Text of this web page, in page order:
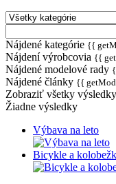
Nájdené kategórie {{
Nájdení výrobcovia {{
Nájdené modelové rady
Nájdené články {{
Zobraziť všetky výsledky
Žiadne výsledky
Výbava na leto
Bicykle a